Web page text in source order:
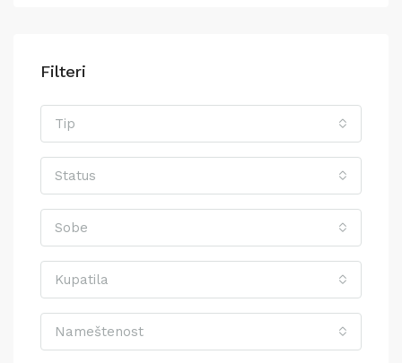
Filteri
Tip
Status
Sobe
Kupatila
Nameštenost